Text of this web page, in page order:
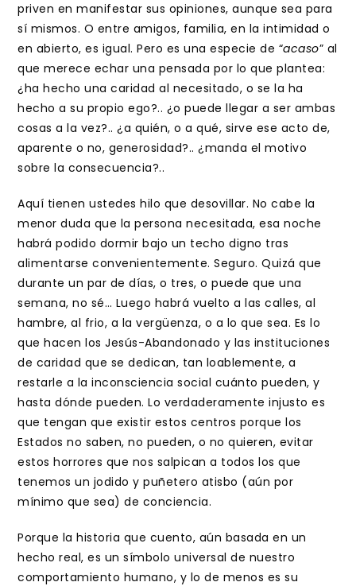
priven en manifestar sus opiniones, aunque sea para
sí mismos. O entre amigos, familia, en la intimidad o
en abierto, es igual. Pero es una especie de “acaso” al
que merece echar una pensada por lo que plantea:
¿ha hecho una caridad al necesitado, o se la ha
hecho a su propio ego?.. ¿o puede llegar a ser ambas
cosas a la vez?.. ¿a quién, o a qué, sirve ese acto de,
aparente o no, generosidad?.. ¿manda el motivo
sobre la consecuencia?..
Aquí tienen ustedes hilo que desovillar. No cabe la
menor duda que la persona necesitada, esa noche
habrá podido dormir bajo un techo digno tras
alimentarse convenientemente. Seguro. Quizá que
durante un par de días, o tres, o puede que una
semana, no sé… Luego habrá vuelto a las calles, al
hambre, al frio, a la vergüenza, o a lo que sea. Es lo
que hacen los Jesús-Abandonado y las instituciones
de caridad que se dedican, tan loablemente, a
restarle a la inconsciencia social cuánto pueden, y
hasta dónde pueden. Lo verdaderamente injusto es
que tengan que existir estos centros porque los
Estados no saben, no pueden, o no quieren, evitar
estos horrores que nos salpican a todos los que
tenemos un jodido y puñetero atisbo (aún por
mínimo que sea) de conciencia.
Porque la historia que cuento, aún basada en un
hecho real, es un símbolo universal de nuestro
comportamiento humano, y lo de menos es su